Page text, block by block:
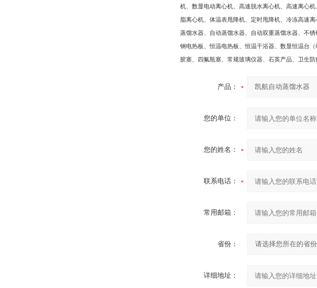
机、数显电动离心机、高速脱水离心机、高速离心
脂离心机、体温表甩降机、定时甩降机、冷冻高速
蒸馏水器、自动蒸馏水器、自动双重蒸馏水器、不
钢电热板、恒温电热板、恒温干浴器、数显恒温台
胶塞、四氟瓶塞、常规玻璃仪器、石英产品、卫生
产品：
您的单位：
您的姓名：
联系电话：
常用邮箱：
省份：
详细地址：